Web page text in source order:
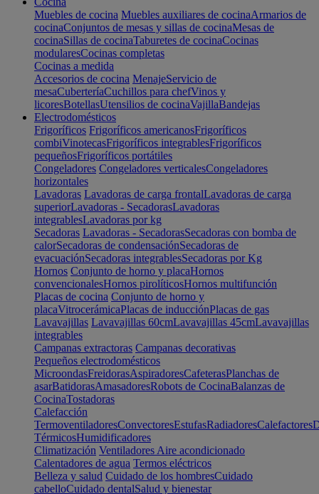
Muebles de cocina Muebles auxiliares de cocinaArmarios de
cocinaConjuntos de mesas y sillas de cocinaMesas de
cocinaSillas de cocinaTaburetes de cocinaCocinas
modularesCocinas completas
Cocinas a medida
Accesorios de cocina MenajeServicio de
mesaCuberteríaCuchillos para chefVinos y
licoresBotellasUtensilios de cocinaVajillaBandejas
Electrodomésticos
Frigoríficos Frigoríficos americanosFrigoríficos
combiVinotecasFrigoríficos integrablesFrigoríficos
pequeñosFrigoríficos portátiles
Congeladores Congeladores verticalesCongeladores
horizontales
Lavadoras Lavadoras de carga frontalLavadoras de carga
superiorLavadoras - SecadorasLavadoras
integrablesLavadoras por kg
Secadoras Lavadoras - SecadorasSecadoras con bomba de
calorSecadoras de condensaciónSecadoras de
evacuaciónSecadoras integrablesSecadoras por Kg
Hornos Conjunto de horno y placaHornos
convencionalesHornos pirolíticosHornos multifunción
Placas de cocina Conjunto de horno y
placaVitrocerámicaPlacas de inducciónPlacas de gas
Lavavajillas Lavavajillas 60cmLavavajillas 45cmLavavajillas
integrables
Campanas extractoras Campanas decorativas
Pequeños electrodomésticos
MicroondasFreidorasAspiradoresCafeterasPlanchas de
asarBatidorasAmasadoresRobots de CocinaBalanzas de
CocinaTostadoras
Calefacción
TermoventiladoresConvectoresEstufasRadiadoresCalefactores
TérmicosHumidificadores
Climatización Ventiladores Aire acondicionado
Calentadores de agua Termos eléctricos
Belleza y salud Cuidado de los hombresCuidado
cabelloCuidado dentalSalud y bienestar